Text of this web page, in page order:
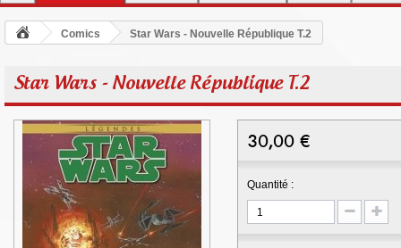
Comics Star Wars - Nouvelle République T.2
Star Wars - Nouvelle République T.2
30,00 €
Quantité :